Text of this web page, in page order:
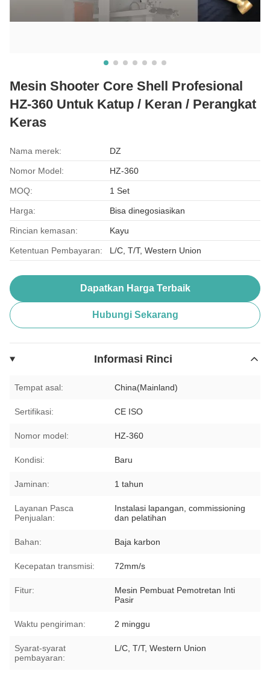
Mesin Shooter Core Shell Profesional
HZ-360 Untuk Katup / Keran / Perangkat
Keras
Nama merek: DZ
Nomor Model: HZ-360
MOQ: 1 Set
Harga: Bisa dinegosiasikan
Rincian kemasan: Kayu
Ketentuan Pembayaran: L/C, T/T, Western Union
Dapatkan Harga Terbaik
Hubungi Sekarang
Informasi Rinci
Tempat asal: China(Mainland)
Sertifikasi: CE ISO
Nomor model: HZ-360
Kondisi: Baru
Jaminan: 1 tahun
Layanan Pasca
Penjualan:
Instalasi lapangan, commissioning
dan pelatihan
Bahan: Baja karbon
Kecepatan transmisi: 72mm/s
Fitur:
Mesin Pembuat Pemotretan Inti
Pasir
Waktu pengiriman: 2 minggu
Syarat-syarat
pembayaran:
L/C, T/T, Western Union